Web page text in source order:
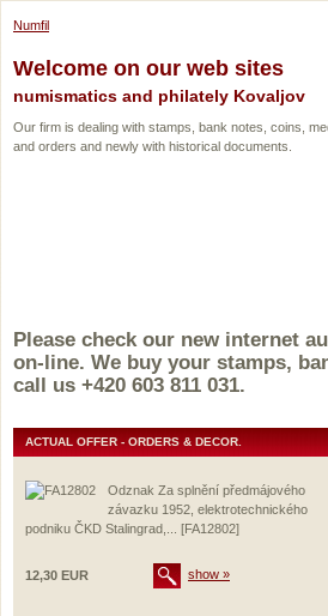
Numfil
Welcome on our web sites
numismatics and philately Kovaljov
Our firm is dealing with stamps, bank notes, coins,
and orders and newly with historical documents.
Please check our new internet
on-line. We buy your stamps,
call us +420 603 811 031.
ACTUAL OFFER - ORDERS & DECOR.
Odznak Za splnění předmájového
závazku 1952, elektrotechnického
podniku ČKD Stalingrad,... [FA12802]
12,30 EUR show »